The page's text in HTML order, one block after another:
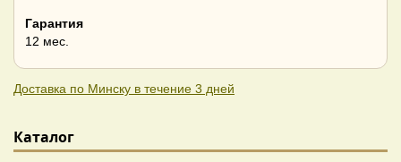
Гарантия
12 мес.
Доставка по Минску в течение 3 дней
Каталог